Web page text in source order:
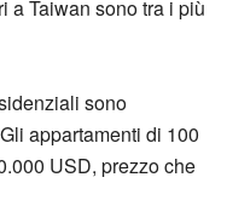
a Taiwan sono tra i più
sono
appartamenti di 100
USD, prezzo che